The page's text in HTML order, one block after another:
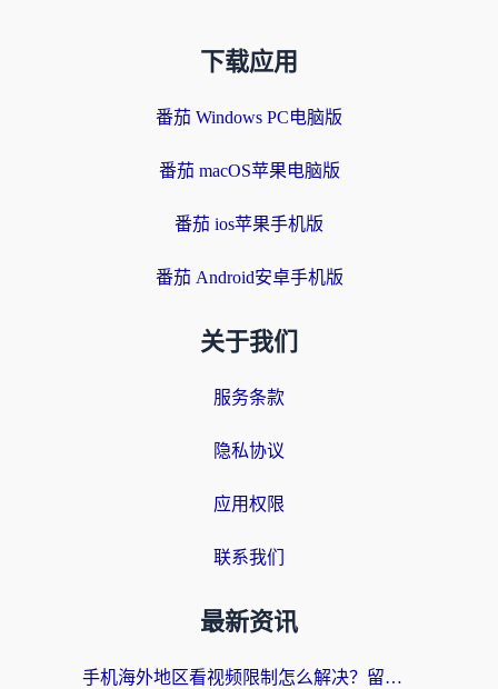
下载应用
番茄 Windows PC电脑版
番茄 macOS苹果电脑版
番茄 ios苹果手机版
番茄 Android安卓手机版
关于我们
服务条款
隐私协议
应用权限
联系我们
最新资讯
手机海外地区看视频限制怎么解决？留学生亲测有效的回国加速器指南